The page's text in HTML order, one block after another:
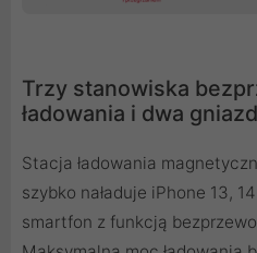
Trzy stanowiska
ładowania i dwa
Stacja ładowania
szybko naładuje iPhone 13,
smartfon z funkcją